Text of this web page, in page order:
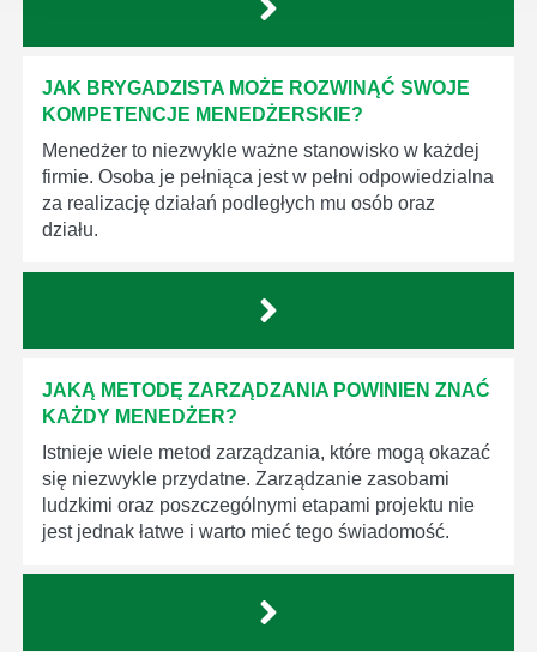
JAK BRYGADZISTA MOŻE ROZWINĄĆ SWOJE
KOMPETENCJE MENEDŻERSKIE?
Menedżer to niezwykle ważne stanowisko w każdej
firmie. Osoba je pełniąca jest w pełni odpowiedzialna
za realizację działań podległych mu osób oraz
działu.
JAKĄ METODĘ ZARZĄDZANIA POWINIEN ZNAĆ
KAŻDY MENEDŻER?
Istnieje wiele metod zarządzania, które mogą okazać
się niezwykle przydatne. Zarządzanie zasobami
ludzkimi oraz poszczególnymi etapami projektu nie
jest jednak łatwe i warto mieć tego świadomość.